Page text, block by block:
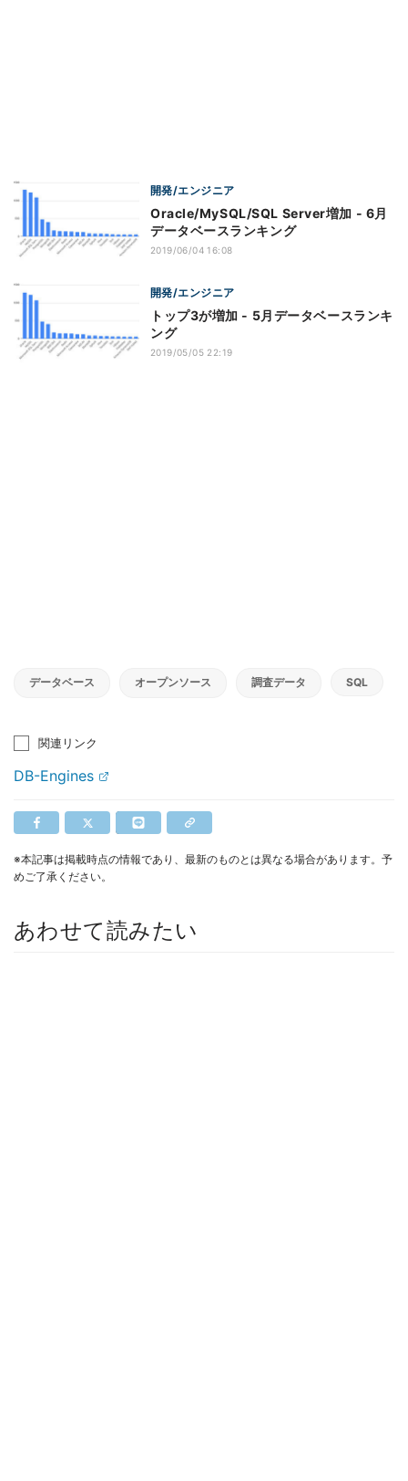
開発/エンジニア
Oracle/MySQL/SQL Server増加 - 6月
データベースランキング
2019/06/04 16:08
開発/エンジニア
トップ3が増加 - 5月データベースランキ
ング
2019/05/05 22:19
データベース オープンソース 調査データ SQL
関連リンク
DB-Engines
※本記事は掲載時点の情報であり、最新のものとは異なる場合があります。予
めご了承ください。
あわせて読みたい